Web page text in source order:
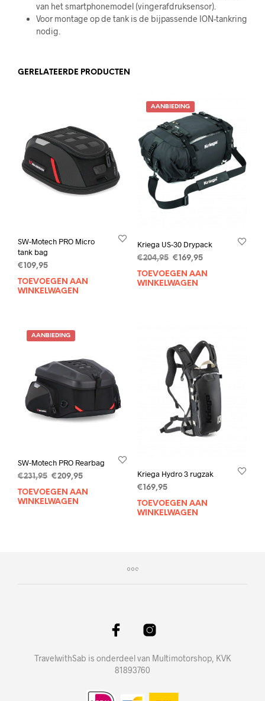
van het smartphonemodel (vingerafdruksensor).
Voor montage op de tank is de bijpassende ION-tankring
nodig.
GERELATEERDE PRODUCTEN
SW-Motech PRO Micro
tank bag
€109,95
TOEVOEGEN AAN
WINKELWAGEN
AANBIEDING
Kriega US-30 Drypack
€204,95 Oorspronkelijke
prijs
was:
€ 169,95Huidige
prijs
TOEVOEGEN AAN
WINKELWAGEN
AANBIEDING
SW-Motech PRO Rearbag
€231,95 Oorspronkelijke
prijs
was:
€209,95Huidige
prijs
TOEVOEGEN AAN
WINKELWAGEN
Kriega Hydro 3 rugzak
€169,95
TOEVOEGEN AAN
WINKELWAGEN
TravelwithSab is onderdeel van Multimotorshop, KVK
81893760